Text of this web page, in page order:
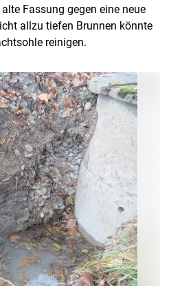
content
Fassung gegen eine neue
allzu tiefen Brunnen könnte
reinigen.